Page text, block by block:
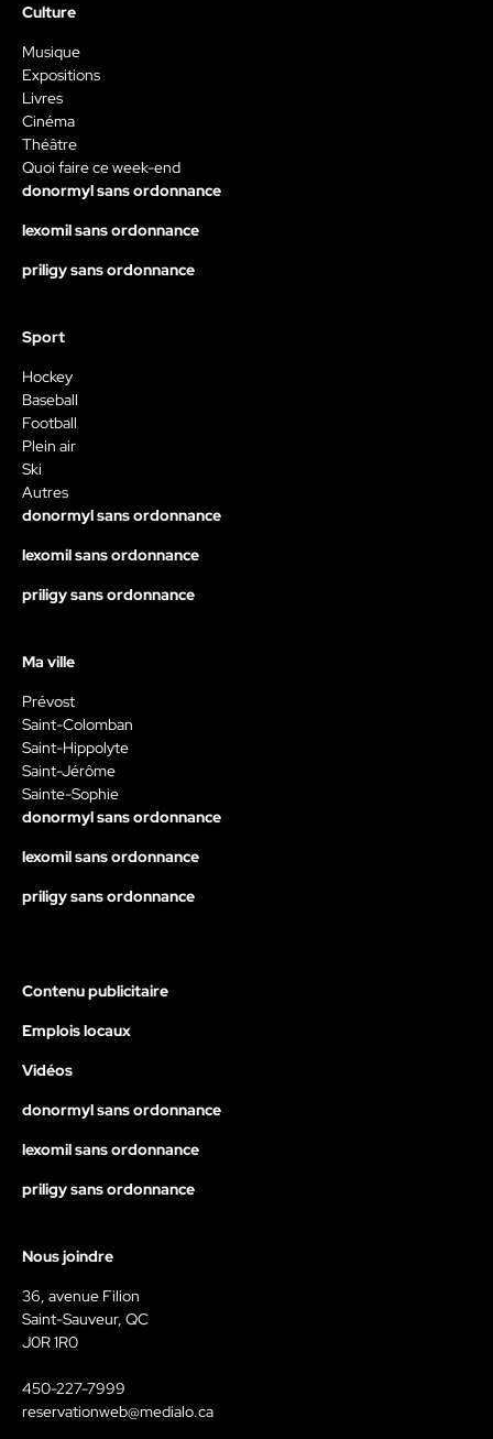
Culture
Musique
Expositions
Livres
Cinéma
Théâtre
Quoi faire ce week-end
donormyl sans ordonnance
lexomil sans ordonnance
priligy sans ordonnance
Sport
Hockey
Baseball
Football
Plein air
Ski
Autres
donormyl sans ordonnance
lexomil sans ordonnance
priligy sans ordonnance
Ma ville
Prévost
Saint-Colomban
Saint-Hippolyte
Saint-Jérôme
Sainte-Sophie
donormyl sans ordonnance
lexomil sans ordonnance
priligy sans ordonnance
Contenu publicitaire
Emplois locaux
Vidéos
donormyl sans ordonnance
lexomil sans ordonnance
priligy sans ordonnance
Nous joindre
36, avenue Filion
Saint-Sauveur, QC
J0R 1R0
450-227-7999
reservationweb@medialo.ca